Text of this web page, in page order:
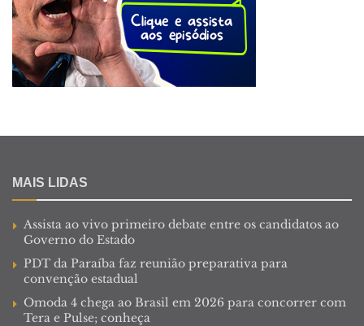
MAIS LIDAS
Assista ao vivo primeiro debate entre os candidatos ao
Governo do Estado
PDT da Paraíba faz reunião preparativa para
convenção estadual
Omoda 4 chega ao Brasil em 2026 para concorrer com
Tera e Pulse; conheça